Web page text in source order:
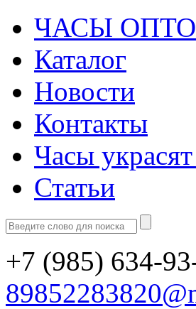
ЧАСЫ
Каталог
Новости
Контакты
Часы
Статьи
+7 (985) 634-